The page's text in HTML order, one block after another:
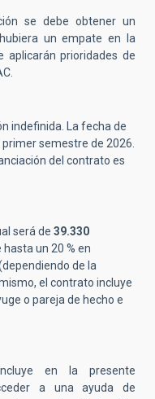
se debe obtener un
un empate en la
aplicarán prioridades de
indefinida. La fecha de
semestre de 2026.
del contrato es
será de 39.330
un 20 % en
de la
el contrato incluye
o pareja de hecho e
en la presente
a una ayuda de